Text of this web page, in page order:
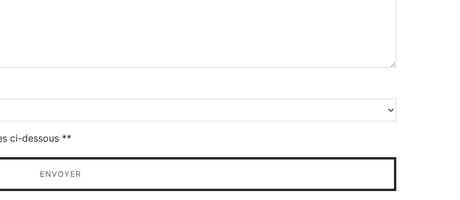
ci-dessous **
ENVOYER